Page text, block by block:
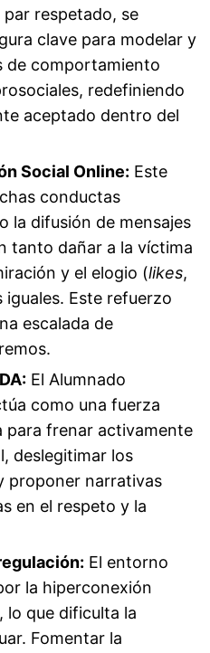
respetado, se
clave para modelar y
de comportamiento
redefiniendo
aceptado dentro del
Social Online: Este
conductas
la difusión de mensajes
tanto dañar a la víctima
y el elogio (likes,
Este refuerzo
escalada de
El Alumnado
como una fuerza
para frenar activamente
deslegitimar los
proponer narrativas
en el respeto y la
El entorno
la hiperconexión
lo que dificulta la
Fomentar la